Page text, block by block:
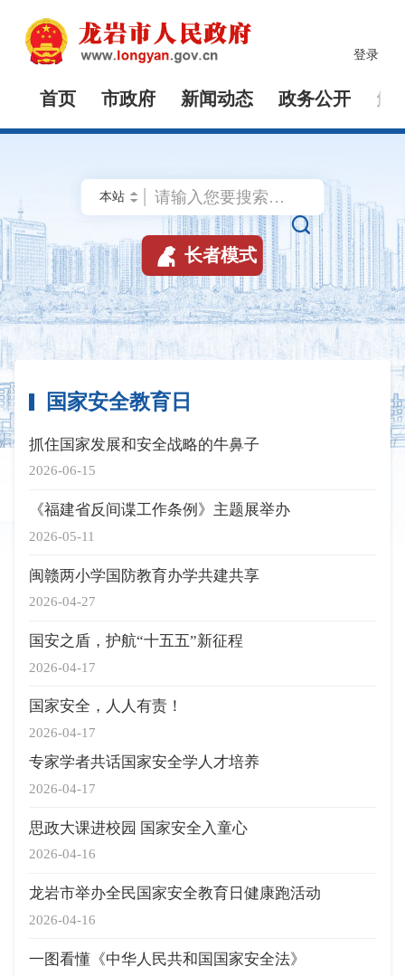
登录
首页 市政府 新闻动态 政务公开 解

 长者模式
国家安全教育日
2026-06-15
抓住国家发展和安全战略的牛鼻子
2026-05-11
《福建省反间谍工作条例》主题展举办
2026-04-27
闽赣两小学国防教育办学共建共享
2026-04-17
国安之盾，护航“十五五”新征程
2026-04-17
国家安全，人人有责！
2026-04-17
专家学者共话国家安全学人才培养
2026-04-16
思政大课进校园 国家安全入童心
2026-04-16
龙岩市举办全民国家安全教育日健康跑活动
一图看懂《中华人民共和国国家安全法》